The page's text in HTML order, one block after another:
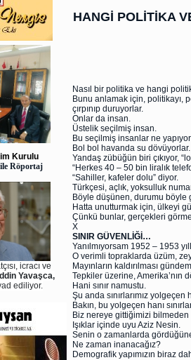
Kurulu
Röportaj
icracı ve
Yavaşca,
ediliyor.
HANGİ POLİTİKA
Nasıl bir politika ve hangi
Bunu anlamak için, politikayı,
çırpınıp duruyorlar.
Onlar da insan.
Üstelik seçilmiş insan.
Bu seçilmiş insanlar ne
Bol bol havanda su dövüyorlar.
Yandaş zübüğün biri çıkıyor,
“Herkes 40 – 50 bin liralık
“Sahiller, kafeler dolu” diyor.
Türkçesi, açlık, yoksulluk
Böyle düşünen, durumu böyle
Hatta unutturmak için, ülkeyi
Çünkü bunlar, gerçekleri
X
SINIR GÜVENLİĞİ…
Yanılmıyorsam 1952 – 1953
O verimli topraklarda üzüm,
Mayınların kaldırılması
Tepkiler üzerine, Amerika’nın
Hani sınır namustu.
Şu anda sınırlarımız yolgeçen
Bakın, bu yolgeçen hanı
Biz nereye gittiğimizi
Işıklar içinde uyu Aziz Nesin.
Senin o zamanlarda
Ne zaman inanacağız?
Demografik yapımızın biraz